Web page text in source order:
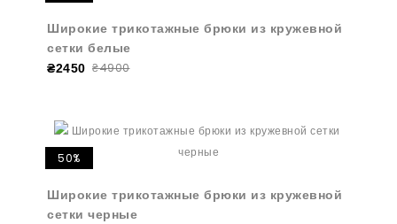
Широкие трикотажные брюки из кружевной
сетки белые
₴2450 ₴4900
50%
Широкие трикотажные брюки из кружевной
сетки черные